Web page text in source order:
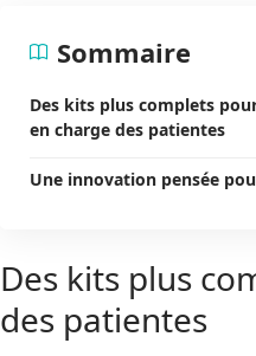
Sommaire
Des kits plus complets
en charge des patientes
Une innovation pensée
Des kits plus
des patientes